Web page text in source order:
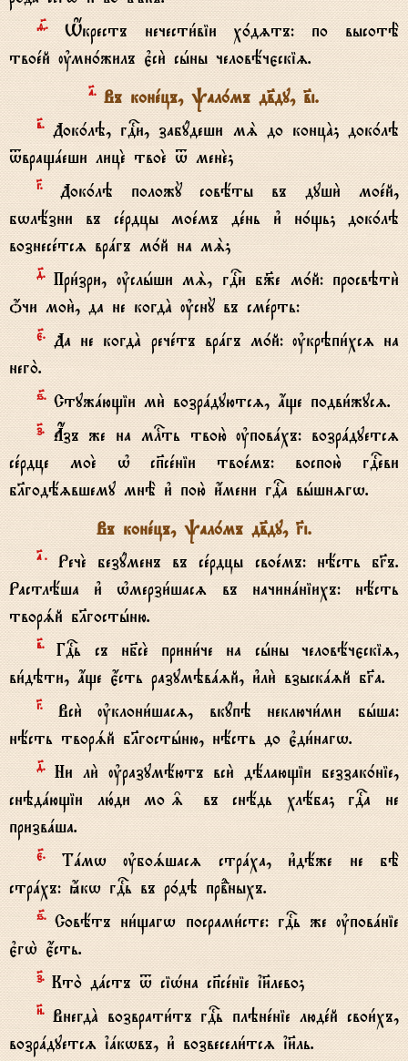
f7.W$крестъ нечести1віи х0дzтъ: по высотЁ
твоeй ўмн0жилъ є3си2 сhны человёчєскіz.
№.Въ конeцъ, pал0мъ дв7ду, в7i.
в7.Док0лэ, гDи, забyдеши мS до концA; док0лэ
tвращaеши лицE твоE t менE;
G.Док0лэ положY совёты въ души2 моeй,
бwлёзни въ сeрдцы моeмъ дeнь и3 н0щь; док0лэ
вознесeтсz врaгъ м0й на мS;
д7.При1зри, ўслhши мS, гDи б9е м0й: просвэти2
џчи мои2, да не когдA ўснY въ смeрть:
є7.Да не когдA речeтъ врaгъ м0й: ўкрэпи1хсz на
него2.
ѕ7.Стужaющіи ми2 возрaдуютсz, ѓще подви1жусz.
з7.Ѓзъ же на млcть твою2 ўповaхъ: возрaдуетсz
сeрдце моE њ сп7сeніи твоeмъ: воспою2 гDеви
бlгодёzвшему мнЁ и3 пою2 и4мени гDа вhшнzгw.
Въ конeцъ, pал0мъ дв7ду, Gi.
№.РечE безyменъ въ сeрдцы своeмъ: нёсть бGъ.
Растлёша и3 њмерзи1шасz въ начинaніихъ: нёсть
творsй бlгостhню.
в7.ГDь съ нб7сE прини1че на сhны человёчєскіz,
ви1дэти, ѓще є4сть разумэвazй, и3ли2 взыскazй бGа.
G.Вси2 ўклони1шасz, вкyпэ неключи1ми бhша:
нёсть творsй бlгостhню, нёсть до є3ди1нагw.
д7.Ни ли2 ўразумёютъ вси2 дёлающіи беззак0ніе,
снэдaющіи лю1ди мо‰ въ снёдь хлёба; гDа не
призвaша.
є7.Тaмw ўбоsшасz стрaха, и3дёже не бЁ
стрaхъ: ћкw гDь въ р0дэ првdныхъ.
ѕ7.Совётъ ни1щагw посрами1сте: гDь же ўповaніе
є3гw2 є4сть.
з7.Кто2 дaстъ t сіHна сп7сeніе ї}лево;
}.ВнегдA возврати1тъ гDь плэнeніе людeй свои1хъ,
возрaдуетсz їaкwвъ, и3 возвесели1тсz ї}ль.